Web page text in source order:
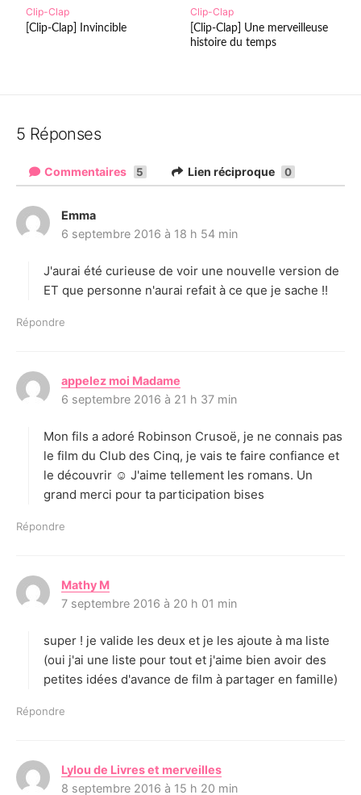
Clip-Clap
[Clip-Clap] Invincible
Clip-Clap
[Clip-Clap] Une merveilleuse
histoire du temps
5 Réponses
Commentaires 5 Lien réciproque 0
Emma
i
:
6 septembre 2016 à 18 h 54 min
J'aurai été curieuse de voir une nouvelle version de
ET que personne n'aurai refait à ce que je sache !!
Répondre
appelez moi Madame
i
:
6 septembre 2016 à 21 h 37 min
Mon fils a adoré Robinson Crusoë, je ne connais pas
le film du Club des Cinq, je vais te faire confiance et
le découvrir ☺ J'aime tellement les romans. Un
grand merci pour ta participation bises
Répondre
Mathy M
i
:
7 septembre 2016 à 20 h 01 min
super ! je valide les deux et je les ajoute à ma liste
(oui j'ai une liste pour tout et j'aime bien avoir des
petites idées d'avance de film à partager en famille)
Répondre
Lylou de Livres et merveilles
i
8 septembre 2016 à 15 h 20 min